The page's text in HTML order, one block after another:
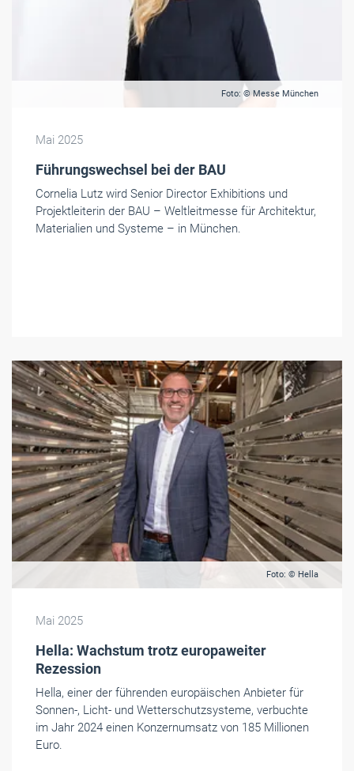
Foto: © Messe München
Mai 2025
Führungswechsel bei der BAU
Cornelia Lutz wird Senior Director Exhibitions und
Projektleiterin der BAU – Weltleitmesse für Architektur,
Materialien und Systeme – in München.
Foto: © Hella
Mai 2025
Hella: Wachstum trotz europaweiter
Rezession
Hella, einer der führenden europäischen Anbieter für
Sonnen-, Licht- und Wetterschutzsysteme, verbuchte
im Jahr 2024 einen Konzernumsatz von 185 Millionen
Euro.